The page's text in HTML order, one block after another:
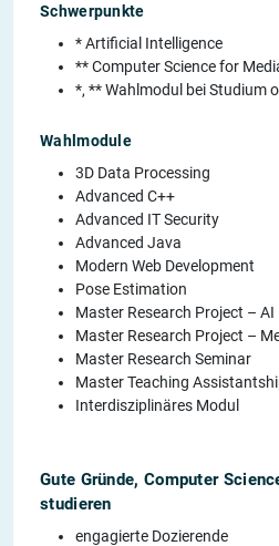
Schwerpunkte
* Artificial Intelligence
** Computer Science for
*, ** Wahlmodul bei Studium
Wahlmodule
3D Data Processing
Advanced C++
Advanced IT Security
Advanced Java
Modern Web Development
Pose Estimation
Master Research Project – AI
Master Research Project –
Master Research Seminar
Master Teaching
Interdisziplinäres Modul
Gute Gründe, Computer
studieren
engagierte Dozierende